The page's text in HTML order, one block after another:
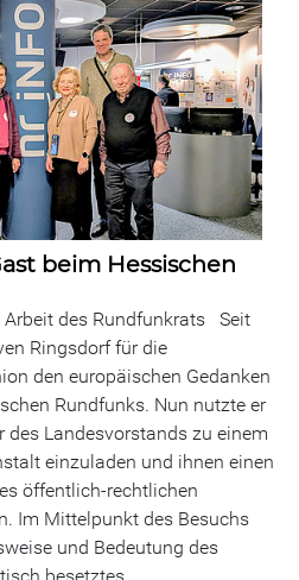
beim Hessischen
Arbeit des Rundfunkrats Seit
Ringsdorf für die
den europäischen Gedanken
Rundfunks. Nun nutzte er
des Landesvorstands zu einem
einzuladen und ihnen einen
öffentlich-rechtlichen
Im Mittelpunkt des Besuchs
und Bedeutung des
besetztes